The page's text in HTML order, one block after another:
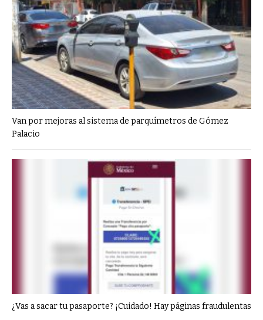
Van por mejoras al sistema de parquímetros de Gómez
Palacio
¿Vas a sacar tu pasaporte? ¡Cuidado! Hay páginas fraudulentas